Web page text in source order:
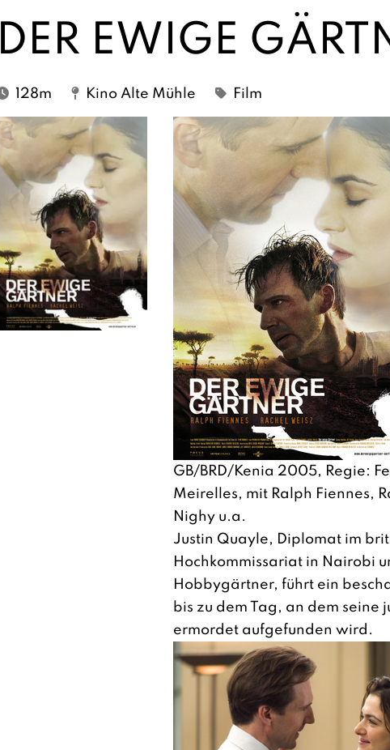
DER EWIGE
128m Kino Alte Mühle Film
GB/BRD/Kenia 2005, Regie:
Meirelles, mit Ralph Fiennes,
Nighy u.a.
Justin Quayle, Diplomat im
Hochkommissariat in Nairobi
Hobbygärtner, führt ein
bis zu dem Tag, an dem seine
ermordet aufgefunden wird.